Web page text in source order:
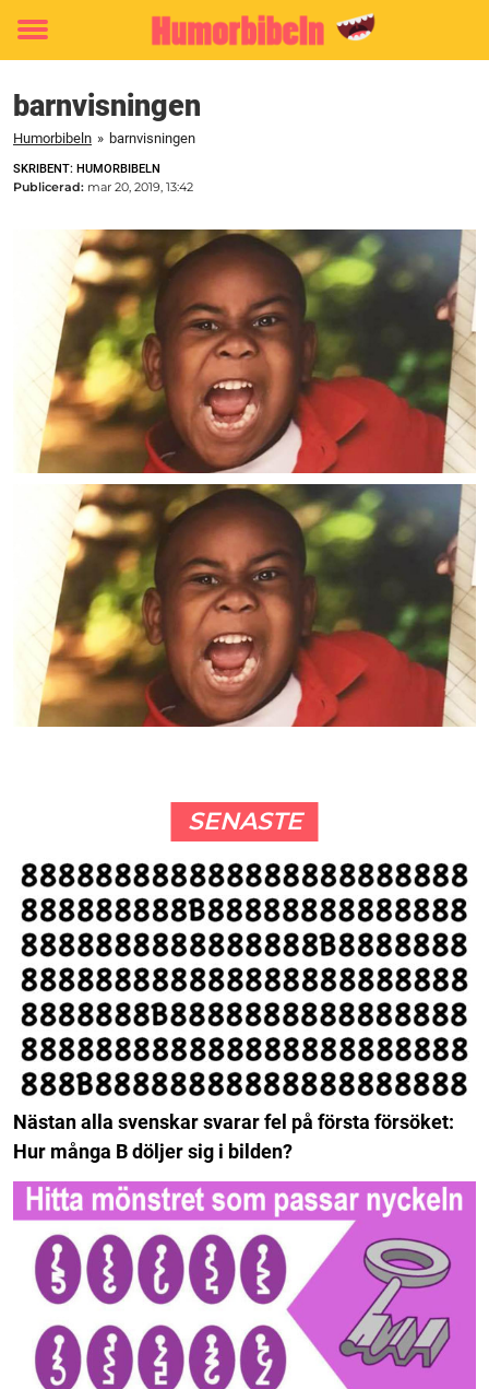
Toggle
barnvisningen
Humorbibeln » barnvisningen
SKRIBENT: HUMORBIBELN
Publicerad: mar 20, 2019, 13:42
SENASTE
Nästan alla svenskar svarar fel på första försöket:
Hur många B döljer sig i bilden?